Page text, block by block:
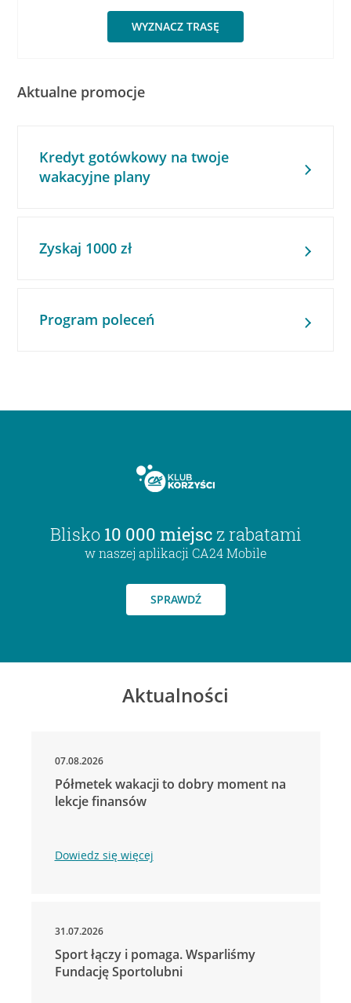
WYZNACZ TRASĘ
Aktualne promocje
Kredyt gotówkowy na twoje
wakacyjne plany
Zyskaj 1000 zł
Program poleceń
Blisko 10 000 miejsc z rabatami
w naszej aplikacji CA24 Mobile
SPRAWDŹ
Aktualności
07.08.2026
Półmetek wakacji to dobry moment na
lekcje finansów
Dowiedz się więcej
31.07.2026
Sport łączy i pomaga. Wsparliśmy
Fundację Sportolubni